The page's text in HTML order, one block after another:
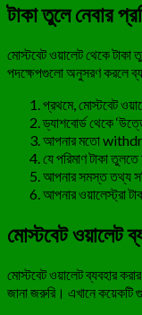
টাকা তুলে নেবার
মোস্টবেট ওয়ালেট থেকে টাকা
পদক্ষেপগুলো অনুসরণ করলে
প্রথমে, মোস্টবেট
ড্যাশবোর্ড থেকে
আপনার মতো
যে পরিমাণ টাকা
আপনার সমস্ত তথ্য
আপনার ওয়ালেস্ট্রা
মোস্টবেট ওয়ালেট
মোস্টবেট ওয়ালেট ব্যবহার
জানা জরুরি। এখানে কয়েকটি